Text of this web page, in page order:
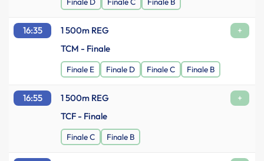
16:35 1 500m REG
+
TCM - Finale
Finale E Finale D Finale C Finale B
16:55 1 500m REG
+
TCF - Finale
Finale C Finale B